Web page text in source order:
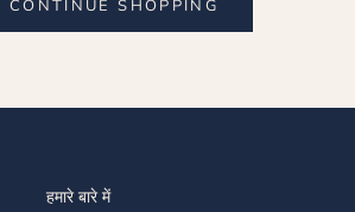
CONTINUE SHOPPING
हमारे बारे में